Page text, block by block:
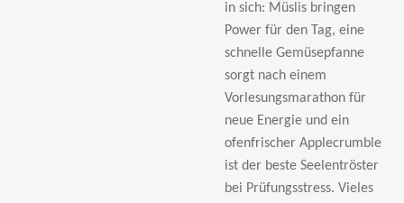
in sich: Müslis bringen
Power für den Tag, eine
schnelle Gemüsepfanne
sorgt nach einem
Vorlesungsmarathon für
neue Energie und ein
ofenfrischer Applecrumble
ist der beste Seelentröster
bei Prüfungsstress. Vieles